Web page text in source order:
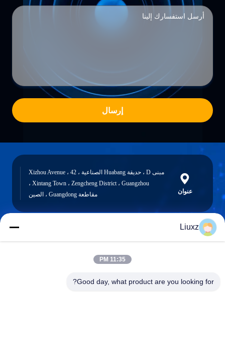
إرسال
عنوان
مبنى D ، حديقة Huabang الصناعية ، 42 Xizhou Avenue ،
Xintang Town ، Zengcheng District ، Guangzhou ،
مقاطعة Guangdong ، الصين
Liuxz
11:35 PM
Good day, what product are you looking for?